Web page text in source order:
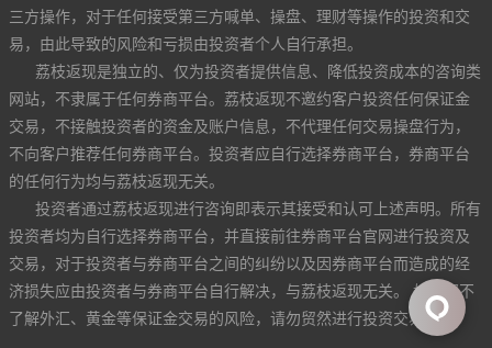
三方操作，对于任何接受第三方喊单、操盘、理财等操作的投资和交
易，由此导致的风险和亏损由投资者个人自行承担。
荔枝返现是独立的、仅为投资者提供信息、降低投资成本的咨询类
网站，不隶属于任何券商平台。荔枝返现不邀约客户投资任何保证金
交易，不接触投资者的资金及账户信息，不代理任何交易操盘行为，
不向客户推荐任何券商平台。投资者应自行选择券商平台，券商平台
的任何行为均与荔枝返现无关。
投资者通过荔枝返现进行咨询即表示其接受和认可上述声明。所有
投资者均为自行选择券商平台，并直接前往券商平台官网进行投资及
交易，对于投资者与券商平台之间的纠纷以及因券商平台而造成的经
济损失应由投资者与券商平台自行解决，与荔枝返现无关。 如果您不
了解外汇、黄金等保证金交易的风险，请勿贸然进行投资交易。